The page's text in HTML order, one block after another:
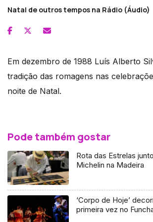
Natal de outros tempos na Rádio (Áudio)
Em dezembro de 1988 Luís Alberto
tradição das romagens nas
noite de Natal.
Pode também gostar
Rota das Estrelas
Michelin na Madeira
‘Corpo de Hoje’
primeira vez no